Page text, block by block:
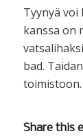
Tyynyä voi
kanssa on
bad.
toimistoon.
Share this